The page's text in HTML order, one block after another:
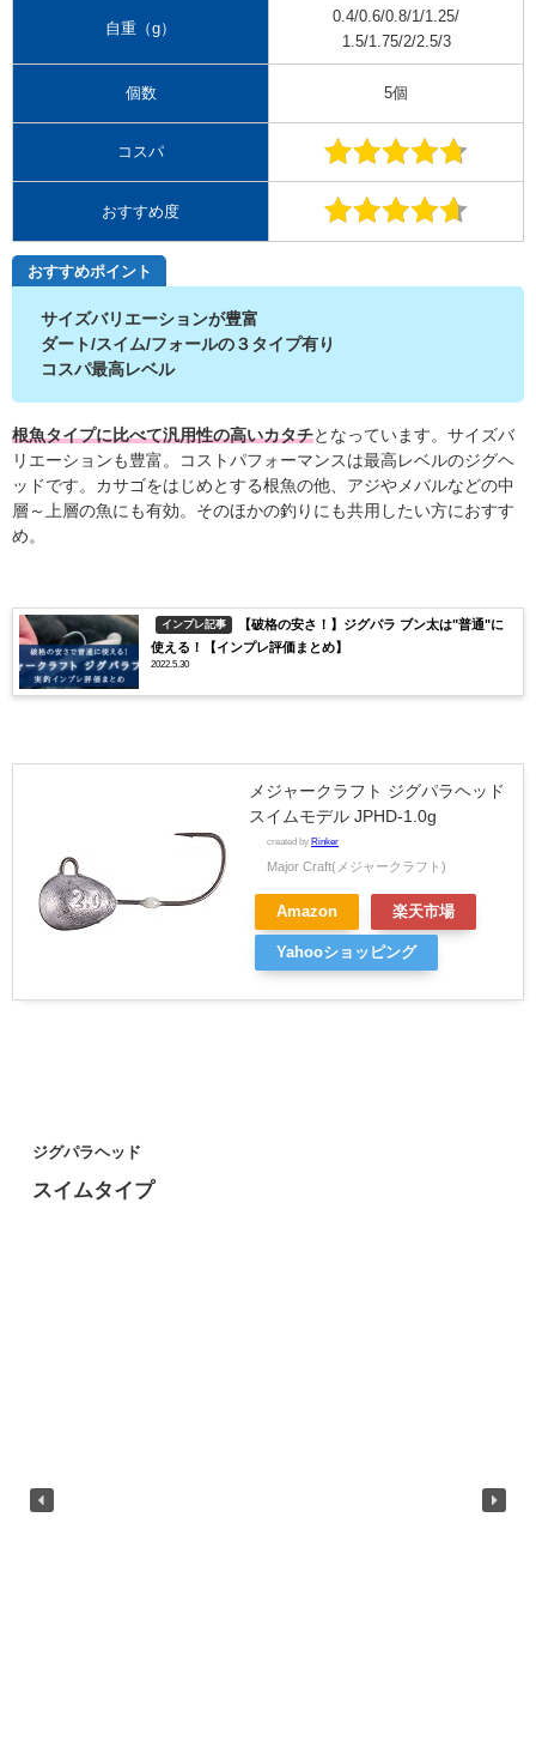
自重（g）
0.4/0.6/0.8/1/1.25/
1.5/1.75/2/2.5/3
個数 5個
コスパ
おすすめ度
おすすめポイント
サイズバリエーションが豊富
ダート/スイム/フォールの３タイプ有り
コスパ最高レベル
根魚タイプに比べて汎用性の高いカタチ となっています。サイズバ
リエーションも豊富。コストパフォーマンスは最高レベルのジグヘ
ッドです。カサゴをはじめとする根魚の他、アジやメバルなどの中
層～上層の魚にも有効。そのほかの釣りにも共用したい方におすす
め。
インプレ記事
【破格の安さ！】ジグパラ ブン太は"普通"に
使える！【インプレ評価まとめ】
2022.5.30
メジャークラフト ジグパラヘッド
スイムモデル JPHD-1.0g
created by Rinker
Major Craft(メジャークラフト)
Amazon 楽天市場
Yahooショッピング
ジグパラヘッド
スイムタイプ